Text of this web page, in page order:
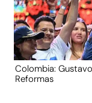
Colombia:
Reformas